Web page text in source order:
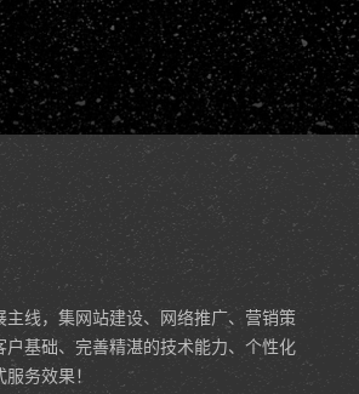
线，集网站建设、网络推广、营销策
基础、完善精湛的技术能力、个性化
务效果！